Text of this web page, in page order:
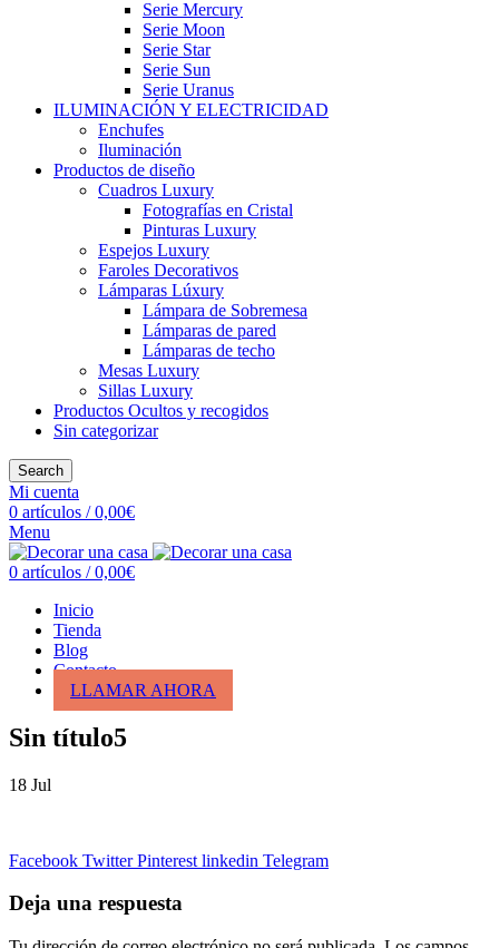
Serie Mercury
Serie Moon
Serie Star
Serie Sun
Serie Uranus
ILUMINACIÓN Y ELECTRICIDAD
Enchufes
Iluminación
Productos de diseño
Cuadros Luxury
Fotografías en Cristal
Pinturas Luxury
Espejos Luxury
Faroles Decorativos
Lámparas Lúxury
Lámpara de Sobremesa
Lámparas de pared
Lámparas de techo
Mesas Luxury
Sillas Luxury
Productos Ocultos y recogidos
Sin categorizar
Search
Mi cuenta
0 artículos / 0,00€
Menu
0 artículos / 0,00€
Inicio
Tienda
Blog
Contacto
LLAMAR AHORA
Sin título5
18 Jul
Facebook Twitter Pinterest linkedin Telegram
Deja una respuesta